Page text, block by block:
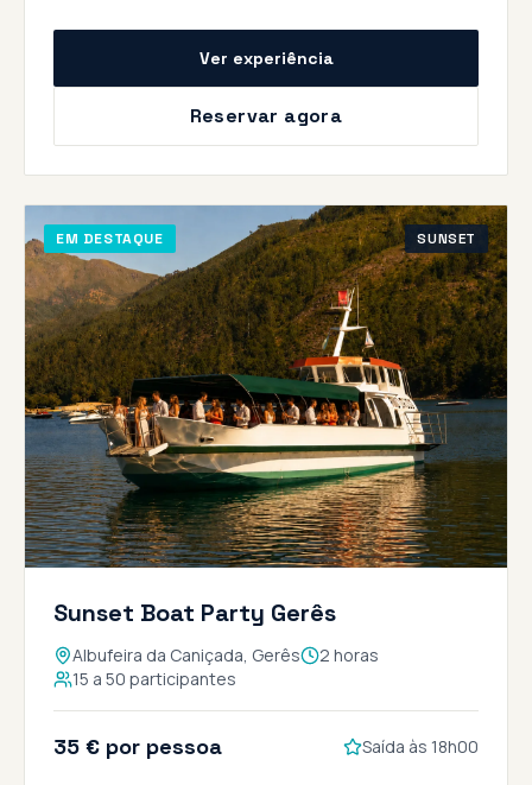
Ver experiência
Reservar agora
EM DESTAQUE SUNSET
Sunset Boat Party Gerês
Albufeira da Caniçada, Gerês
2 horas
15 a 50 participantes
35 € por pessoa Saída às 18h00